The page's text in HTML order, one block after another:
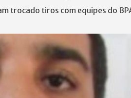
trocado tiros com equipes do